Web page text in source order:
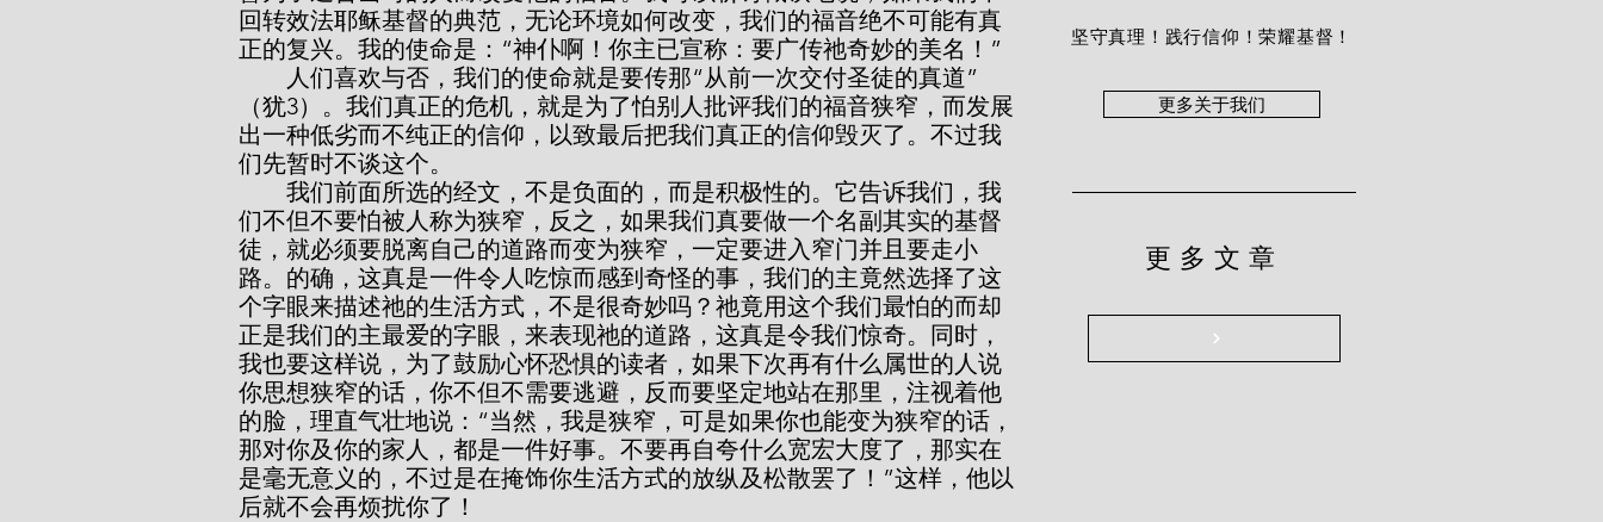
回转效法耶稣基督的典范，无论环境如何改变，我们的福音绝不可能有真
正的复兴。我的使命是：“神仆啊！你主已宣称：要广传祂奇妙的美名！”
（犹3）。我们真正的危机，就是为了怕别人批评我们的福音狭窄，而发展
出一种低劣而不纯正的信仰，以致最后把我们真正的信仰毁灭了。不过我
们先暂时不谈这个。
们不但不要怕被人称为狭窄，反之，如果我们真要做一个名副其实的基督
徒，就必须要脱离自己的道路而变为狭窄，一定要进入窄门并且要走小
路。的确，这真是一件令人吃惊而感到奇怪的事，我们的主竟然选择了这
个字眼来描述祂的生活方式，不是很奇妙吗？祂竟用这个我们最怕的而却
正是我们的主最爱的字眼，来表现祂的道路，这真是令我们惊奇。同时，
我也要这样说，为了鼓励心怀恐惧的读者，如果下次再有什么属世的人说
你思想狭窄的话，你不但不需要逃避，反而要坚定地站在那里，注视着他
的脸，理直气壮地说：“当然，我是狭窄，可是如果你也能变为狭窄的话，
那对你及你的家人，都是一件好事。不要再自夸什么宽宏大度了，那实在
是毫无意义的，不过是在掩饰你生活方式的放纵及松散罢了！”这样，他以
后就不会再烦扰你了！
坚守真理！践行信仰！荣耀基督！
更多关于我们
更多文章